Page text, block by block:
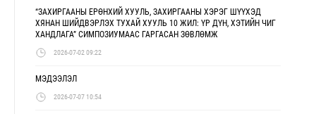
“ЗАХИРГААНЫ ЕРӨНХИЙ ХУУЛЬ, ЗАХИРГААНЫ ХЭРЭГ ШҮҮХЭД
ХЯНАН ШИЙДВЭРЛЭХ ТУХАЙ ХУУЛЬ 10 ЖИЛ: ҮР ДҮН, ХЭТИЙН ЧИГ
ХАНДЛАГА” СИМПОЗИУМААС ГАРГАСАН ЗӨВЛӨМЖ
2026-07-02 09:22
МЭДЭЭЛЭЛ
2026-07-07 10:54